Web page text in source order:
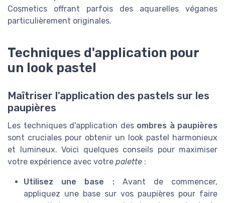
Cosmetics offrant parfois des aquarelles véganes
particulièrement originales.
Techniques d'application pour
un look pastel
Maîtriser l'application des pastels sur les
paupières
Les techniques d'application des ombres à paupières
sont cruciales pour obtenir un look pastel harmonieux
et lumineux. Voici quelques conseils pour maximiser
votre expérience avec votre palette :
Utilisez une base :Avant de commencer,
appliquez une base sur vos paupières pour faire